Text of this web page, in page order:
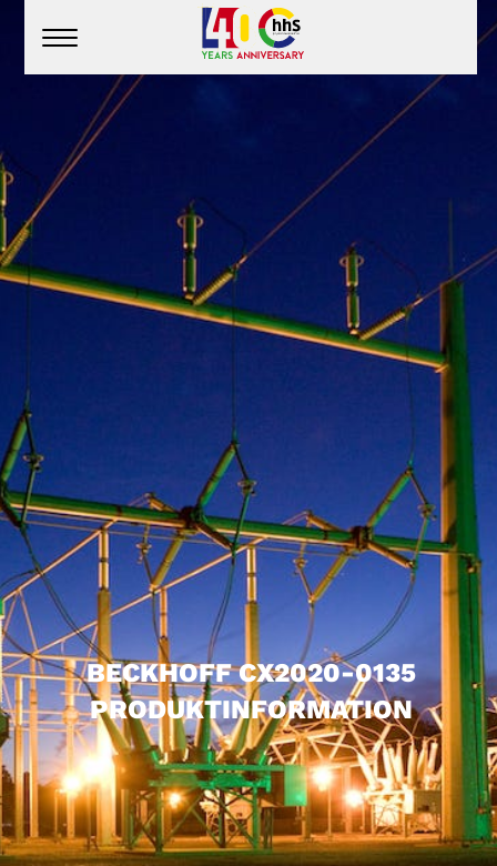
BECKHOFF CX2020-0135
PRODUKTINFORMATION